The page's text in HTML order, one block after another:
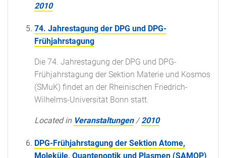
2010
74. Jahrestagung der DPG und DPG-
Frühjahrstagung
Die 74. Jahrestagung der DPG und DPG-
Frühjahrstagung der Sektion Materie und Kosmos
(SMuK) findet an der Rheinischen Friedrich-
Wilhelms-Universität Bonn statt.
Located in Veranstaltungen /2010
DPG-Frühjahrstagung der Sektion Atome,
Moleküle, Quantenoptik und Plasmen (SAMOP)